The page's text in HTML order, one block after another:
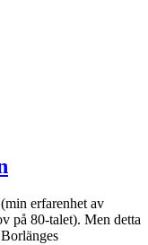
erfarenhet av
på 80-talet). Men detta